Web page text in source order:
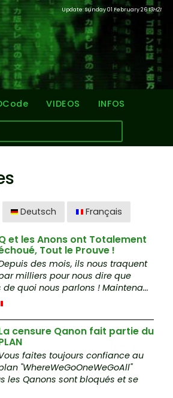
Update: Sunday 01 February 2613H21
VIDEOS INFOS
Deutsch Français
et les Anons ont Totalement
Tout le Prouve !
des mois, ils nous traquent
milliers pour nous dire que
quoi nous parlons ! Maintena...
censure Qanon fait partie du
faites toujours confiance au
"WhereWeGoOneWeGoAll"
les Qanons sont bloqués et se